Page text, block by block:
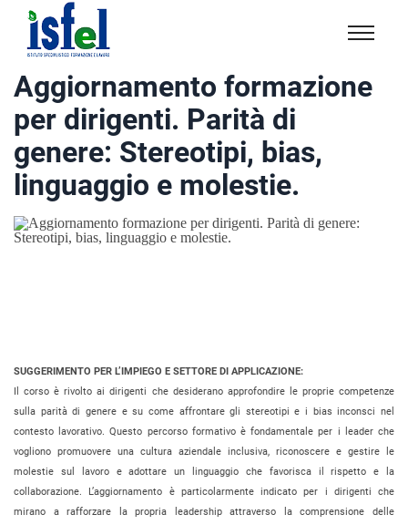
Isfel
Istituto
specialistico
formazione
e
lavoro
Aggiornamento formazione
per dirigenti. Parità di
genere: Stereotipi, bias,
linguaggio e molestie.
SUGGERIMENTO PER L’IMPIEGO E SETTORE DI APPLICAZIONE:
Il corso è rivolto ai dirigenti che desiderano approfondire le proprie competenze
sulla parità di genere e su come affrontare gli stereotipi e i bias inconsci nel
contesto lavorativo. Questo percorso formativo è fondamentale per i leader che
vogliono promuovere una cultura aziendale inclusiva, riconoscere e gestire le
molestie sul lavoro e adottare un linguaggio che favorisca il rispetto e la
collaborazione. L’aggiornamento è particolarmente indicato per i dirigenti che
mirano a rafforzare la propria leadership attraverso la comprensione delle